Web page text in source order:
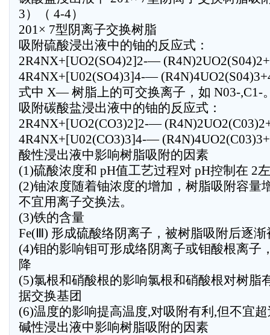
3）（ 4-4）
201× 7型阴离子交换树脂
吸附硫酸浸出液中的铀的反应式：
2R4NX+[UO2(SO4)2]2-—
4R4NX+[U02(SO4)3]4-—
式中 X— 树脂上的可交换离子，如 N03-,C1-
吸附碳酸盐浸出液中的铀的反应式：
2R4NX+[UO2(CO3)2]2-—
4R4NX+[U02(CO3)3]4-—
酸性浸出液中影响树脂吸附的因素
(1)硫酸浓度和 pH值工艺过程对 pH控制在 2
(2)铀浓度随着铀浓度的增加，树脂吸附容量
不宜用离子交换法。
(3)铁的含量
Fe(Ⅲ) 形成硫酸络阴离子，被树脂吸附后逐
(4)钼的影响钼可形成络阴离子或钼酸根离子
降
(5)氯根和硝酸根的影响氯根和硝酸根对树脂
据交换基团
(6)温度的影响提高温度,对吸附有利,但不宜
碱性浸出液中影响树脂吸附的因素